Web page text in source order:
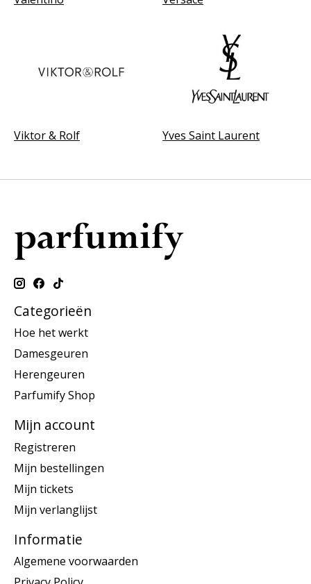
Viktor & Rolf Yves Saint Laurent
Categorieën
Hoe het werkt
Damesgeuren
Herengeuren
Parfumify Shop
Mijn account
Registreren
Mijn bestellingen
Mijn tickets
Mijn verlanglijst
Informatie
Algemene voorwaarden